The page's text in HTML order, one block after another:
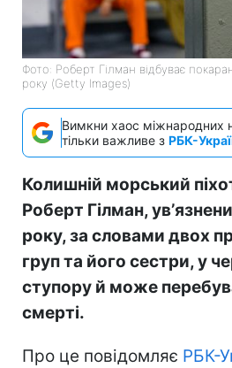
Фото: Роберт Гілман відбуває
року (Getty Images)
Вимкни хаос міжнародних
тільки важливе з РБК-
Колишній морський
Роберт Гілман,
року, за словами двох
груп та його сестри, у
ступору й може
смерті.
Про це повідомляє РБК-